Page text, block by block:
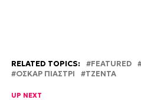
RELATED TOPICS: FEATURED
ΟΣΚΑΡ ΠΙΑΣΤΡΙ
ΤΖΕΝΤΑ
UP NEXT